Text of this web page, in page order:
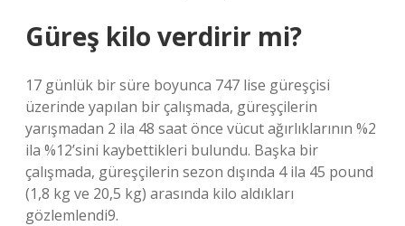
Güreş kilo verdirir mi?
17 günlük bir süre boyunca 747 lise güreşçisi
üzerinde yapılan bir çalışmada, güreşçilerin
yarışmadan 2 ila 48 saat önce vücut ağırlıklarının %2
ila %12’sini kaybettikleri bulundu. Başka bir
çalışmada, güreşçilerin sezon dışında 4 ila 45 pound
(1,8 kg ve 20,5 kg) arasında kilo aldıkları
gözlemlendi9.